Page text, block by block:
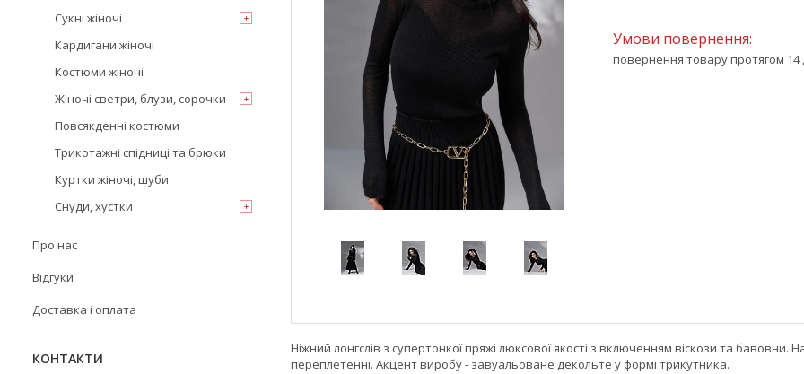
повернення товару протягом 14
Ніжний лонгслів з супертонкої пряжі люксової якості з включенням віскози та бавовни.
переплетенні. Акцент виробу - завуальоване декольте у формі трикутника.
Сукні жіночі
Кардигани жіночі
Костюми жіночі
Жіночі светри, блузи, сорочки
Повсякденні костюми
Трикотажні спідниці та брюки
Куртки жіночі, шуби
Снуди, хустки
Про нас
Відгуки
Доставка і оплата
КОНТАКТИ